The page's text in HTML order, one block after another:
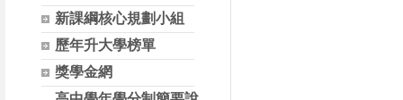
新課綱核心規劃小組
歷年升大學榜單
獎學金網